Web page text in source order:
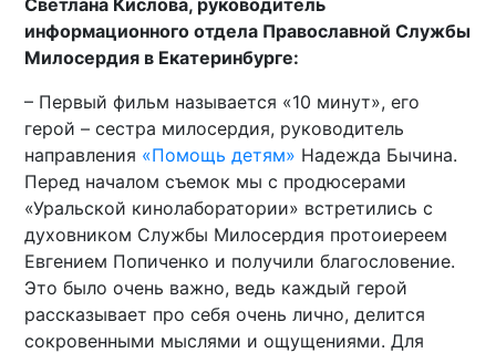
информационного отдела Православной Службы
Милосердия в Екатеринбурге:
– Первый фильм называется «10 минут», его
герой – сестра милосердия, руководитель
направления «Помощь детям» Надежда Бычина.
Перед началом съемок мы с продюсерами
«Уральской кинолаборатории» встретились с
духовником Службы Милосердия протоиереем
Евгением Попиченко и получили благословение.
Это было очень важно, ведь каждый герой
рассказывает про себя очень лично, делится
сокровенными мыслями и ощущениями. Для